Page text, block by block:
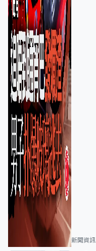
新聞資訊